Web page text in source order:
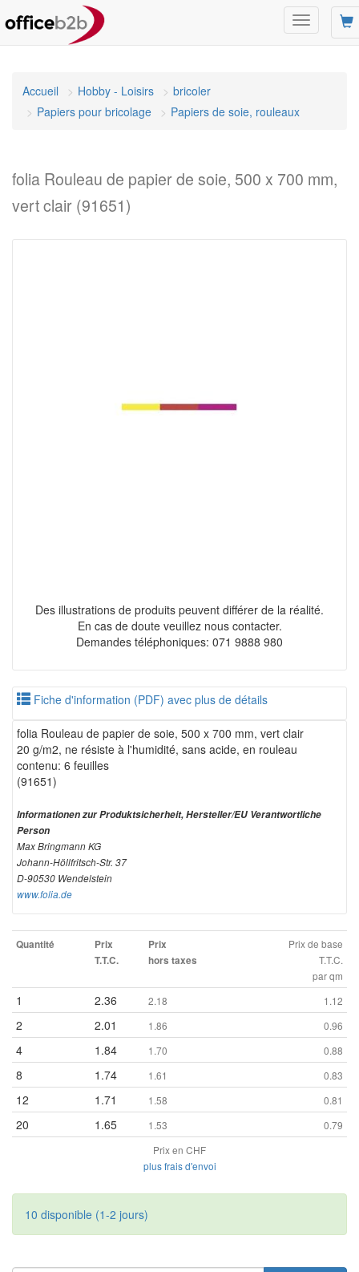
Changer
mode
Accueil
Hobby - Loisirs
bricoler
Papiers pour bricolage
Papiers de soie, rouleaux
folia Rouleau de papier de soie, 500 x 700 mm,
vert clair (91651)
Des illustrations de produits peuvent différer de la réalité.
En cas de doute veuillez nous contacter.
Demandes téléphoniques: 071 9888 980
Fiche d'information (PDF) avec plus de détails
folia Rouleau de papier de soie, 500 x 700 mm, vert clair
20 g/m2, ne résiste à l'humidité, sans acide, en rouleau
contenu: 6 feuilles
(91651)
Informationen zur Produktsicherheit, Hersteller/EU Verantwortliche
Person
Max Bringmann KG
Johann-Höllfritsch-Str. 37
D-90530 Wendelstein
www.folia.de
Quantité
Prix
T.T.C.
Prix
hors taxes
Prix de base
T.T.C.
par qm
1 2.36 2.18 1.12
2 2.01 1.86 0.96
4 1.84 1.70 0.88
8 1.74 1.61 0.83
12 1.71 1.58 0.81
20 1.65 1.53
0.79
Prix en CHF
plus frais d'envoi
10 disponible (1-2 jours)